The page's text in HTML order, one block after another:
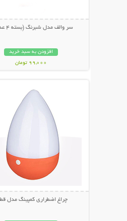
سر والف مدل شبرنگ (بسته 4 عددی)
افزودن به سبد خرید
99,000 تومان
چراغ اضطراری کمپینگ مدل